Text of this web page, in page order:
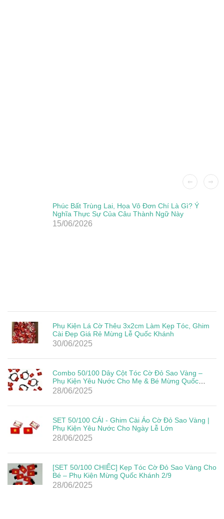
Phúc Bất Trùng Lai, Họa Vô Đơn Chí Là Gì? Ý
Nghĩa Thực Sự Của Câu Thành Ngữ Này
15/06/2026
Phụ Kiện Lá Cờ Thêu 3x2cm Làm Kẹp Tóc, Ghim
Cài Đẹp Giá Rẻ Mừng Lễ Quốc Khánh
30/06/2025
Combo 50/100 Dây Cột Tóc Cờ Đỏ Sao Vàng –
Phụ Kiện Yêu Nước Cho Mẹ & Bé Mừng Quốc
Khánh 2/9
28/06/2025
SET 50/100 CÁI - Ghim Cài Áo Cờ Đỏ Sao Vàng |
Phụ Kiện Yêu Nước Cho Ngày Lễ Lớn
28/06/2025
[SET 50/100 CHIẾC] Kẹp Tóc Cờ Đỏ Sao Vàng Cho
Bé – Phụ Kiện Mừng Quốc Khánh 2/9
28/06/2025